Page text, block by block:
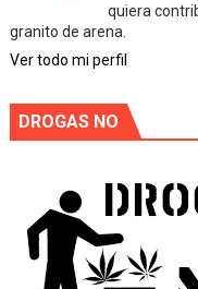
quiera
granito de arena.
Ver todo mi perfil
DROGAS NO